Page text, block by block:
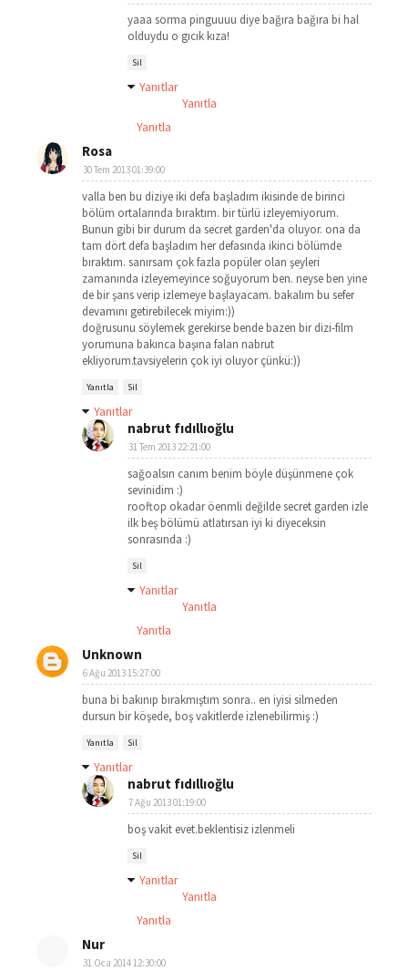
yaaa sorma pinguuuu diye bağıra bağıra bi hal
olduydu o gıcık kıza!
Sil
Yanıtlar
Yanıtla
Yanıtla
Rosa
30 Tem 2013 01:39:00
valla ben bu diziye iki defa başladım ikisinde de birinci
bölüm ortalarında bıraktım. bir türlü izleyemiyorum.
Bunun gibi bir durum da secret garden'da oluyor. ona da
tam dört defa başladım her defasında ikinci bölümde
bıraktım. sanırsam çok fazla popüler olan şeyleri
zamanında izleyemeyince soğuyorum ben. neyse ben yine
de bir şans verip izlemeye başlayacam. bakalım bu sefer
devamını getirebilecek miyim:))
doğrusunu söylemek gerekirse bende bazen bir dizi-film
yorumuna bakınca başına falan nabrut
ekliyorum.tavsiyelerin çok iyi oluyor çünkü:))
Yanıtla Sil
Yanıtlar
nabrut fıdıllıoğlu
31 Tem 2013 22:21:00
sağoalsın canım benim böyle düşünmene çok
sevinidim :)
rooftop okadar öenmli değilde secret garden izle
ilk beş bölümü atlatırsan iyi ki diyeceksin
sonrasında :)
Sil
Yanıtlar
Yanıtla
Yanıtla
Unknown
6 Ağu 2013 15:27:00
buna bi bakınıp bırakmıştım sonra.. en iyisi silmeden
dursun bir köşede, boş vakitlerde izlenebilirmiş :)
Yanıtla Sil
Yanıtlar
nabrut fıdıllıoğlu
7 Ağu 2013 01:19:00
boş vakit evet.beklentisiz izlenmeli
Sil
Yanıtlar
Yanıtla
Yanıtla
Nur
31 Oca 2014 12:30:00